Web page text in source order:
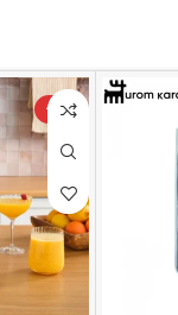
-24%